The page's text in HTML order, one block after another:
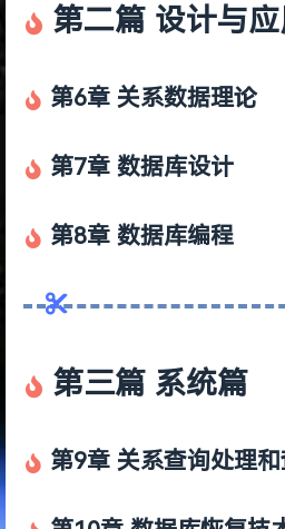
第二篇 设计与
第6章 关系数据理论
第7章 数据库设计
第8章 数据库编程
第三篇 系统篇
第9章 关系查询处理